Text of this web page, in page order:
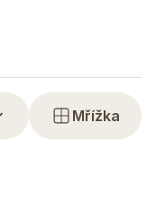
Mřížka